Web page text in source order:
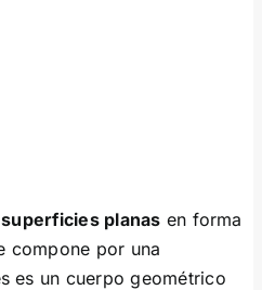
planas en forma
compone por una
es un cuerpo geométrico